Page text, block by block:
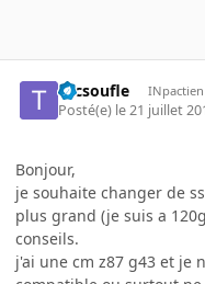
tucsoufle INpactien
Posté(e) le 21 juillet
Bonjour,
je souhaite changer de
plus grand (je suis a
conseils.
j'ai une cm z87 g43 et je